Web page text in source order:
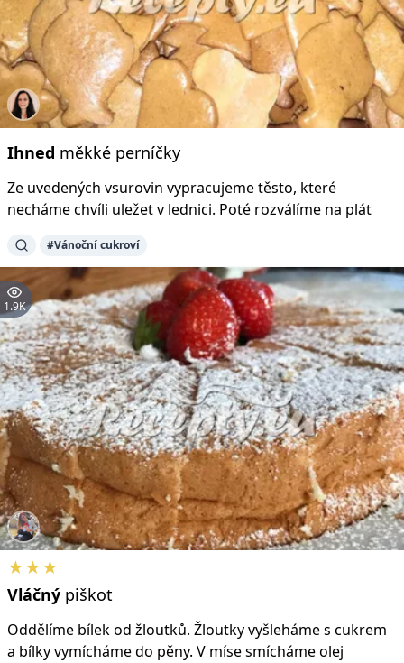
Ihned měkké perníčky
Ze uvedených vsurovin vypracujeme těsto, které
necháme chvíli uležet v lednici. Poté rozválíme na plát
#Vánoční cukroví
1.9K
★★★
Vláčný piškot
Oddělíme bílek od žloutků. Žloutky vyšleháme s cukrem
a bílky vymícháme do pěny. V míse smícháme olej